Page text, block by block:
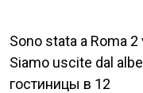
Sono stata a Roma
Siamo uscite dal
гостиницы в 12